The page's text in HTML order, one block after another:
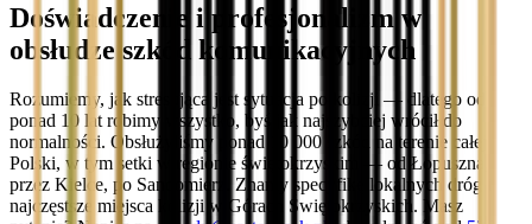
Doświadczenie i profesjonalizm w
obsłudze szkód komunikacyjnych
Rozumiemy, jak stresująca jest sytuacja po kolizji — dlatego od
ponad 10 lat robimy wszystko, byś jak najszybciej wrócił do
normalności. Obsłużyliśmy ponad 10 000 szkód na terenie całej
Polski, w tym setki w regionie świętokrzyskim — od Łopuszna,
przez Kielce, po Sandomierz. Znamy specyfikę lokalnych dróg i
najczęstsze miejsca kolizji w Górach Świętokrzyskich. Masz